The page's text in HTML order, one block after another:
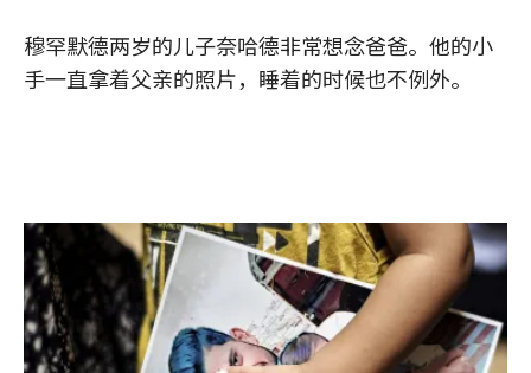
穆罕默德两岁的儿子奈哈德非常想念爸爸。他的小
手一直拿着父亲的照片，睡着的时候也不例外。